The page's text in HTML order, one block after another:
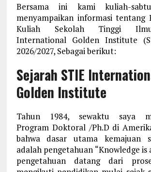
Bersama ini kami kuliah-
menyampaikan informasi tentang
Kuliah Sekolah Tinggi
International Golden Institute
2026/2027, Sebagai berikut:
Sejarah STIE
Golden Institute
Tahun 1984, sewaktu saya
Program Doktoral /Ph.D di
bahwa dasar utama kemajuan
adalah pengetahuan “Knowledge is
pengetahuan datang dari